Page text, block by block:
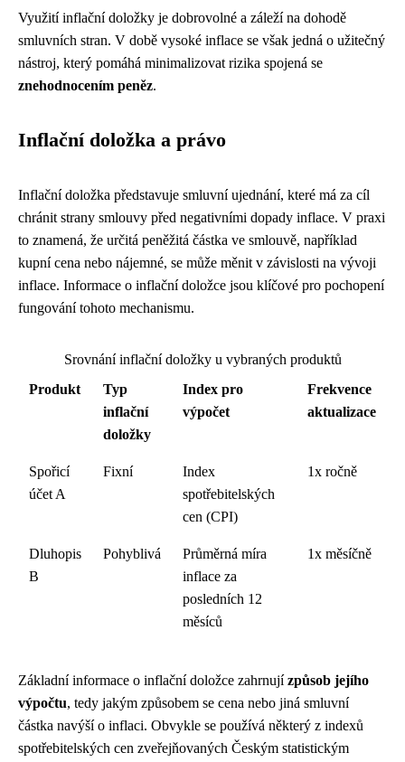
Využití inflační doložky je dobrovolné a záleží na dohodě
smluvních stran. V době vysoké inflace se však jedná o užitečný
nástroj, který pomáhá minimalizovat rizika spojená se
znehodnocením peněz.
Inflační doložka a právo
Inflační doložka představuje smluvní ujednání, které má za cíl
chránit strany smlouvy před negativními dopady inflace. V praxi
to znamená, že určitá peněžitá částka ve smlouvě, například
kupní cena nebo nájemné, se může měnit v závislosti na vývoji
inflace. Informace o inflační doložce jsou klíčové pro pochopení
fungování tohoto mechanismu.
Srovnání inflační doložky u vybraných produktů
Produkt
Typ
inflační
doložky
Index pro
výpočet
Frekvence
aktualizace
Spořicí
účet A
Fixní
Index
spotřebitelských
cen (CPI)
1x ročně
Dluhopis
B
Pohyblivá
Průměrná míra
inflace za
posledních 12
měsíců
1x měsíčně
Základní informace o inflační doložce zahrnujízpůsob jejího
výpočtu, tedy jakým způsobem se cena nebo jiná smluvní
částka navýší o inflaci. Obvykle se používá některý z indexů
spotřebitelských cen zveřejňovaných Českým statistickým